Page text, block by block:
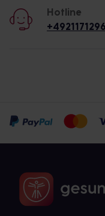
Hotline